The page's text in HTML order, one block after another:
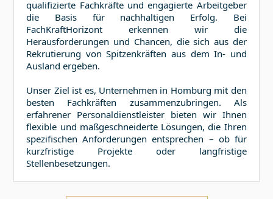
qualifizierte Fachkräfte und engagierte Arbeitgeber
die Basis für nachhaltigen Erfolg. Bei
FachKraftHorizont erkennen wir die
Herausforderungen und Chancen, die sich aus der
Rekrutierung von Spitzenkräften aus dem In- und
Ausland ergeben.
Unser Ziel ist es, Unternehmen in Homburg mit den
besten Fachkräften zusammenzubringen. Als
erfahrener Personaldienstleister bieten wir Ihnen
flexible und maßgeschneiderte Lösungen, die Ihren
spezifischen Anforderungen entsprechen – ob für
kurzfristige Projekte oder langfristige
Stellenbesetzungen.